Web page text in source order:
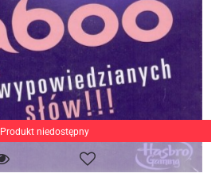
Produkt niedostępny